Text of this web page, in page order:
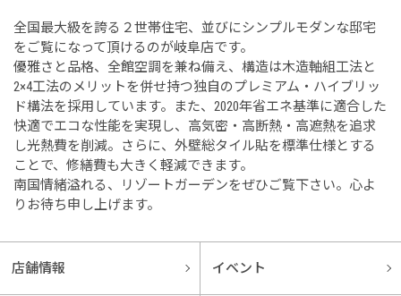
全国最大級を誇る２世帯住宅、並びにシンプルモダンな邸宅
をご覧になって頂けるのが岐阜店です。
優雅さと品格、全館空調を兼ね備え、構造は木造軸組工法と
2×4工法のメリットを併せ持つ独自のプレミアム・ハイブリッ
ド構法を採用しています。また、2020年省エネ基準に適合した
快適でエコな性能を実現し、高気密・高断熱・高遮熱を追求
し光熱費を削減。さらに、外壁総タイル貼を標準仕様とする
ことで、修繕費も大きく軽減できます。
南国情緒溢れる、リゾートガーデンをぜひご覧下さい。心よ
りお待ち申し上げます。
店舗情報 イベント